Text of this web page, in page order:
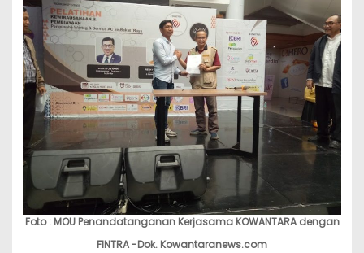
Foto : MOU Penandatanganan Kerjasama KOWANTARA dengan
FINTRA -Dok. Kowantaranews.com